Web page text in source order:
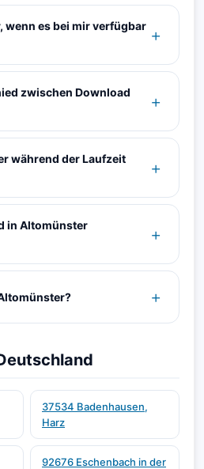
wenn es bei mir verfügbar
zwischen Download
während der Laufzeit
in Altomünster
37534 Badenhausen,
Harz
92676 Eschenbach in der